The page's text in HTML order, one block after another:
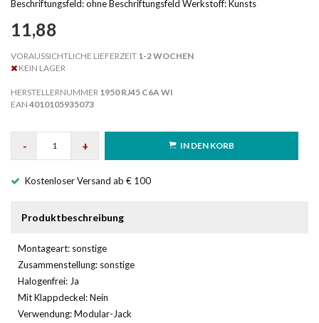
Beschriftungsfeld: ohne Beschriftungsfeld Werkstoff: Kunsts
11,88
VORAUSSICHTLICHE LIEFERZEIT 1-2 WOCHEN
KEIN LAGER
HERSTELLERNUMMER 1950 RJ45 C6A WI
EAN 4010105935073
- + IN DEN KORB
Kostenloser Versand ab € 100
Produktbeschreibung
Montageart: sonstige
Zusammenstellung: sonstige
Halogenfrei: Ja
Mit Klappdeckel: Nein
Verwendung: Modular-Jack